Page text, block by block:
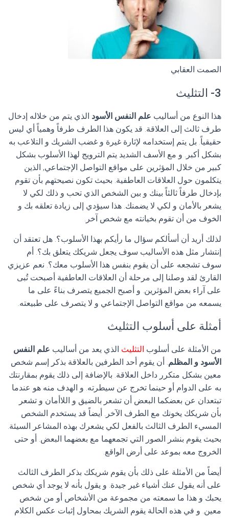
الصمت العقابي
3- التثليث
هذا النوع من أساليب علم النفس الأسود الذي يتم من خلاله إدخال
طرف ثالث إلى العلاقة. قد يكون هذا الطرف طرفاً وهمياً أي ليس
حقيقياً. بل يتم إستخدامه لإثارة غيرة و غضب الشريك و التلاعب به
بشكل أكبر. و مع الأسف الشديد يتم الترويج لهذا الأسلوب بشكل
كبير من خلال المؤثرين على مواقع التواصل الإجتماعي, الذين
يتكلمون حول العلاقات العاطفية. بحيث تكون نصيحتهم بأن تقوم
بإدخال طرفاً ثالثاً بينك و بين الشخص الذي تحب و ذلك لكي لا
يشعر بالأمان و لكي لا يضمنك. هذا سيؤدي إلى زيادة تعلقه بك و
الخوف من أن تقوم بخيانته مع شخص آخر.
لذلك أريد أن أسألكم سؤال ما رأيكم بهذا الأسلوب؟. هل تعتقد أن
إنتشار مثل هذه الأساليب سوف يجعل شريكك يتعلق بك؟. أم
سوف تشجعه على أن يقوم بنفس هذا الأسلوب معك؟. نعم عزيزي
القارئ لقد وصلنا إلى مرحلة أن العلاقات العاطفية أصبحت تُبى
على آراء بعض المؤثرين. و أصبح الجميع يتصرف بناءً على ما
يسمعه من مواقع التواصل الإجتماعي و لا يتصرف على طبيعته.
أمثلة على أسلوب التثليث
من الأمثلة على أسلوب التثليث الذي يعد من أساليب علم النفس
الأسود و المظلم. أن يقوم أحد الطرفين بالعلاقة بذكر إسم شخص
معين بشكل متكرر داخل العلاقة. بالإضافة إلى ذلك يقوم بمقارنتك
به على الدوام أو حينما تخرج عن سيطرته. و الهدف منه هو عندما
تبتعدان عن بعضكما البعض أن تشعر بالضيق و اللاأمان و تشعر
بأن شريكك يخونك مع الطرف الآخر. أيضاً قد يستخدم الشخص
المسيء الطرف الثالث بالفعل لكي يشعرك بهذه المشاعر السيئة.
بحيث يقوم بنشر الصور التي تجمعهما مع بعضهما البعض. أو حتى
الخروج معه بموعد على أرض الواقع.
أيضاً من الأمثلة على ذلك بأن يقوم شريكك بذكر الطرف الثالث
على أنه يقول عنك أشياء غير جيدة. و يقول بأنه لا يوجد أي شخص
يحبك و هذا ما سمعته من مجموعة من الأشخاص أو من شخص
معين. و في هذه الحالة يقوم الشريك بمحاول إثبات عكس الكلام